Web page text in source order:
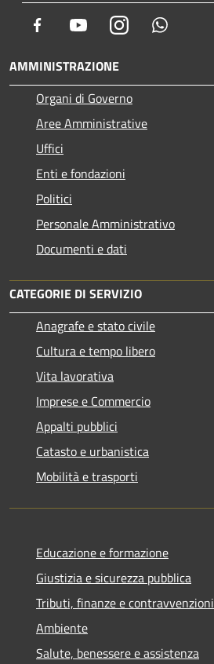
Facebook YoutubeInstagram
AMMINISTRAZIONE
Organi di Governo
Aree Amministrative
Uffici
Enti e fondazioni
Politici
Personale Amministrativo
Documenti e dati
CATEGORIE DI SERVIZIO
Anagrafe e stato civile
Cultura e tempo libero
Vita lavorativa
Imprese e Commercio
Appalti pubblici
Catasto e urbanistica
Mobilità e trasporti
Educazione e formazione
Giustizia e sicurezza pubblica
Tributi, finanze e contravvenzioni
Ambiente
Salute, benessere e assistenza